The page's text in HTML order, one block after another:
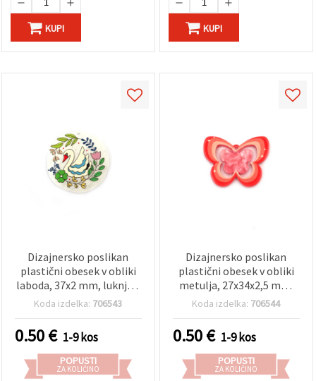
KUPI KUPI
Dizajnersko poslikan
plastični obesek v obliki
laboda, 37x2 mm, luknja 1
mm, za izdelavo nakita
Koda izdelka: 706543
0.50€ 1-9 kos
POPUSTI
ZA KOLIČINO
Dizajnersko poslikan
plastični obesek v obliki
metulja, 27x34x2,5 mm,
luknja 1 mm
Koda izdelka: 706544
0.50€ 1-9 kos
POPUSTI
ZA KOLIČINO